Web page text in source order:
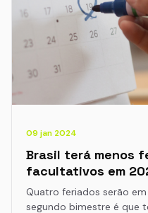
09 jan 2024
Brasil terá menos
facultativos em
Quatro feriados serão
segundo bimestre é que